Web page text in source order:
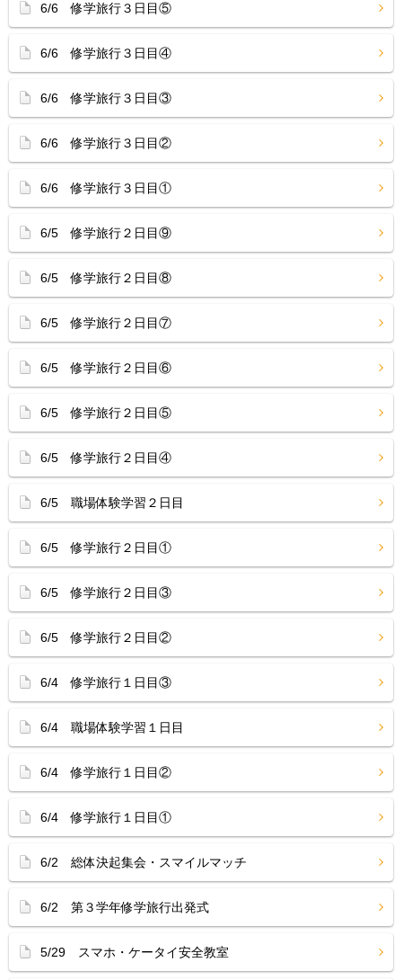
6/6 修学旅行３日目⑤
6/6 修学旅行３日目④
6/6 修学旅行３日目③
6/6 修学旅行３日目②
6/6 修学旅行３日目①
6/5 修学旅行２日目⑨
6/5 修学旅行２日目⑧
6/5 修学旅行２日目⑦
6/5 修学旅行２日目⑥
6/5 修学旅行２日目⑤
6/5 修学旅行２日目④
6/5 職場体験学習２日目
6/5 修学旅行２日目①
6/5 修学旅行２日目③
6/5 修学旅行２日目②
6/4 修学旅行１日目③
6/4 職場体験学習１日目
6/4 修学旅行１日目②
6/4 修学旅行１日目①
6/2 総体決起集会・スマイルマッチ
6/2 第３学年修学旅行出発式
5/29 スマホ・ケータイ安全教室